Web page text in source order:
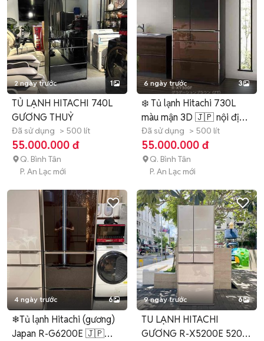
2 ngày trước 1
TỦ LẠNH HITACHI 740L
GƯƠNG THUỶ
Đã sử dụng > 500 lít
55.000.000 đ
Q. Bình Tân
P. An Lạc mới
6 ngày trước 3
❄️ Tủ lạnh Hitachi 730L
màu mận 3D 🇯🇵 nội địa
Nhật
Đã sử dụng > 500 lít
55.000.000 đ
Q. Bình Tân
P. An Lạc mới
4 ngày trước 6
❄Tủ lạnh Hitachi (gương)
Japan R-G6200E 🇯🇵
9 ngày trước 6
TU LẠNH HITACHI
GƯƠNG R-X5200E 520L